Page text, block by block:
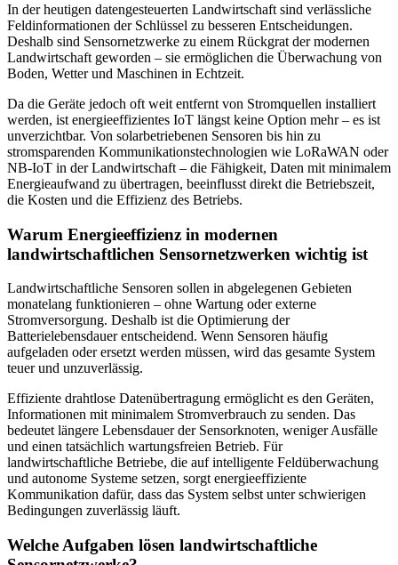
In der heutigen datengesteuerten Landwirtschaft sind verlässliche
Feldinformationen der Schlüssel zu besseren Entscheidungen.
Deshalb sind Sensornetzwerke zu einem Rückgrat der modernen
Landwirtschaft geworden – sie ermöglichen die Überwachung von
Boden, Wetter und Maschinen in Echtzeit.
Da die Geräte jedoch oft weit entfernt von Stromquellen installiert
werden, ist energieeffizientes IoT längst keine Option mehr – es ist
unverzichtbar. Von solarbetriebenen Sensoren bis hin zu
stromsparenden Kommunikationstechnologien wie LoRaWAN oder
NB-IoT in der Landwirtschaft – die Fähigkeit, Daten mit minimalem
Energieaufwand zu übertragen, beeinflusst direkt die Betriebszeit,
die Kosten und die Effizienz des Betriebs.
Warum Energieeffizienz in modernen
landwirtschaftlichen Sensornetzwerken wichtig ist
Landwirtschaftliche Sensoren sollen in abgelegenen Gebieten
monatelang funktionieren – ohne Wartung oder externe
Stromversorgung. Deshalb ist die Optimierung der
Batterielebensdauer entscheidend. Wenn Sensoren häufig
aufgeladen oder ersetzt werden müssen, wird das gesamte System
teuer und unzuverlässig.
Effiziente drahtlose Datenübertragung ermöglicht es den Geräten,
Informationen mit minimalem Stromverbrauch zu senden. Das
bedeutet längere Lebensdauer der Sensorknoten, weniger Ausfälle
und einen tatsächlich wartungsfreien Betrieb. Für
landwirtschaftliche Betriebe, die auf intelligente Feldüberwachung
und autonome Systeme setzen, sorgt energieeffiziente
Kommunikation dafür, dass das System selbst unter schwierigen
Bedingungen zuverlässig läuft.
Welche Aufgaben lösen landwirtschaftliche